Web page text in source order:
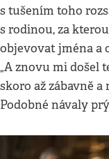
s tušením toho
s rodinou, za
objevovat jména a
„A znovu mi došel
skoro až zábavně
Podobné návaly